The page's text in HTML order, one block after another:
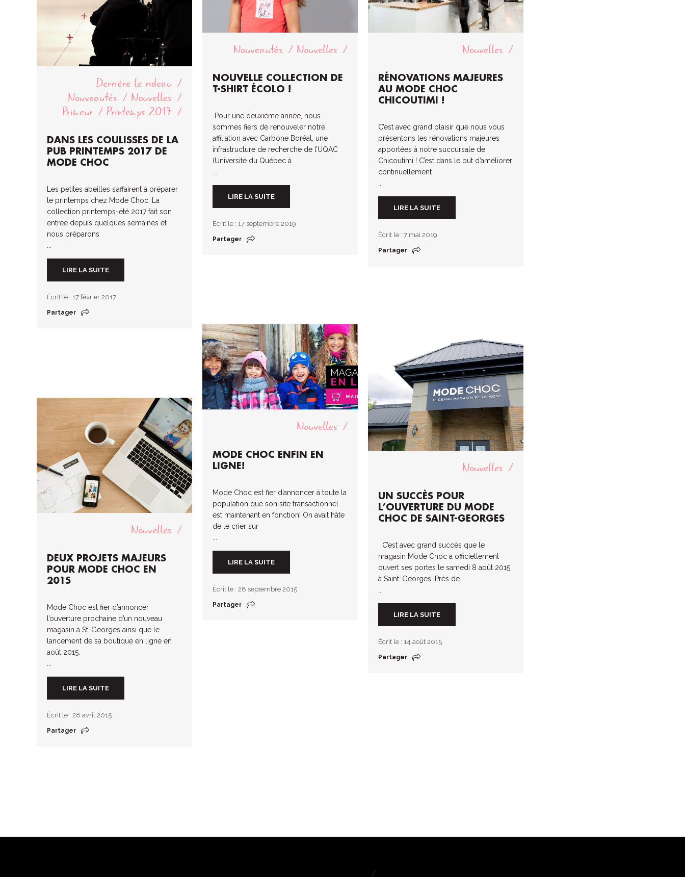
Nouveautés Nouvelles
NOUVELLE COLLECTION DE
T-SHIRT ÉCOLO !
Pour une deuxième année, nous
sommes fiers de renouveler notre
affiliation avec Carbone Boréal, une
infrastructure de recherche de l’UQAC
(Université du Québec à
LIRE LA SUITE
Écrit le : 17 septembre 2019
Partager
Nouvelles
RÉNOVATIONS MAJEURES
AU MODE CHOC
CHICOUTIMI !
C’est avec grand plaisir que nous vous
présentons les rénovations majeures
apportées à notre succursale de
Chicoutimi ! C’est dans le but d’améliorer
continuellement
LIRE LA SUITE
Écrit le : 7 mai 2019
Partager
Derrière le rideau
Nouveautés
Nouvelles
Primeur
Printemps 2017
DANS LES COULISSES DE LA
PUB PRINTEMPS 2017 DE
MODE CHOC
Les petites abeilles s’affairent à préparer
le printemps chez Mode Choc. La
collection printemps-été 2017 fait son
entrée depuis quelques semaines et
nous préparons
LIRE LA SUITE
Écrit le : 17 février 2017
Partager
Nouvelles
MODE CHOC ENFIN EN
LIGNE!
Mode Choc est fier d’annoncer à toute la
population que son site transactionnel
est maintenant en fonction! On avait hâte
de le crier sur
LIRE LA SUITE
Écrit le : 28 septembre 2015
Partager
Nouvelles
UN SUCCÈS POUR
L’OUVERTURE DU MODE
CHOC DE SAINT-GEORGES
C’est avec grand succès que le
magasin Mode Choc a officiellement
ouvert ses portes le samedi 8 août 2015
à Saint-Georges. Près de
LIRE LA SUITE
Écrit le : 14 août 2015
Partager
Nouvelles
DEUX PROJETS MAJEURS
POUR MODE CHOC EN
2015
Mode Choc est fier d’annoncer
l’ouverture prochaine d’un nouveau
magasin à St-Georges ainsi que le
lancement de sa boutique en ligne en
août 2015.
LIRE LA SUITE
Écrit le : 28 avril 2015
Partager